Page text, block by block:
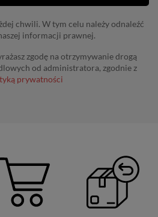
chwili. W tym celu należy odnaleźć
informacji prawnej.
zgodę na otrzymywanie drogą
od administratora, zgodnie z
prywatności